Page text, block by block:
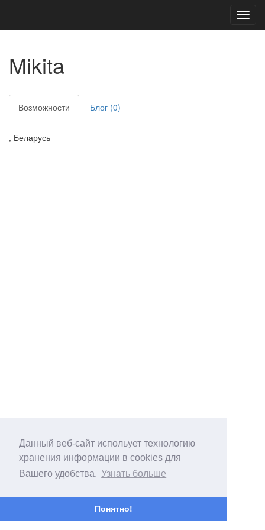
Данный веб-сайт испольует технологию
хранения информации в cookies для
Вашего удобства. Узнать больше
Понятно!
Mikita
Возможности Блог (0)
, Беларусь